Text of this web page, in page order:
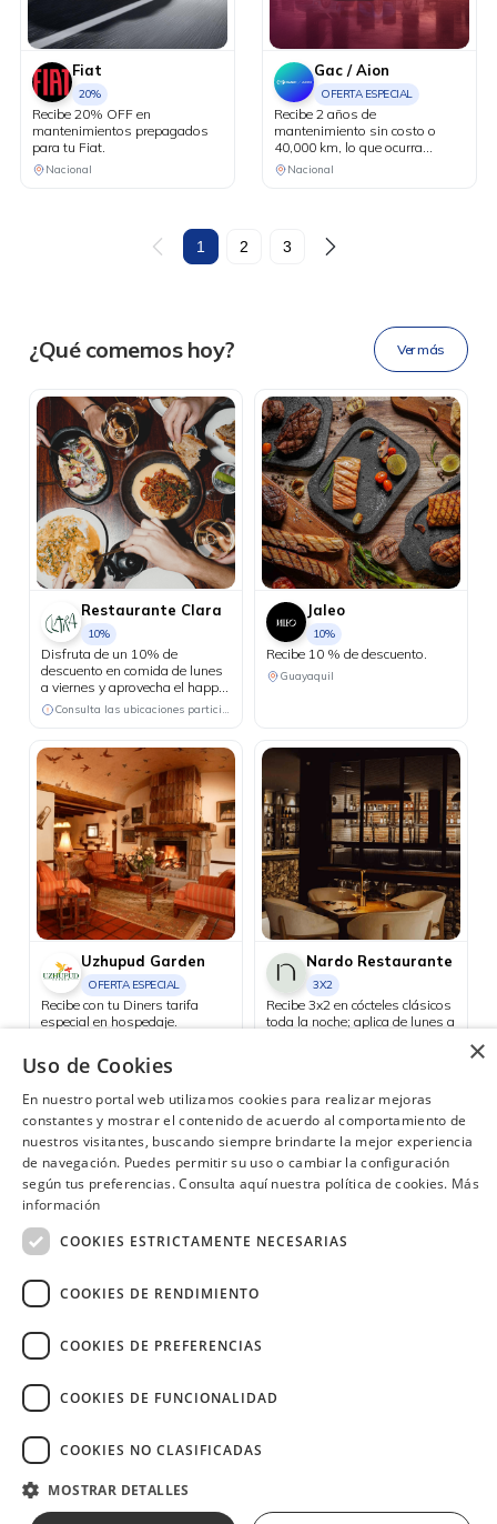
Fiat
20%
Recibe 20% OFF en
mantenimientos prepagados
para tu Fiat.
Nacional
Gac / Aion
OFERTA ESPECIAL
Recibe 2 años de
mantenimiento sin costo o
40,000 km, lo que ocurra
primero. Aplica en la compra de
vehículos eléctricos.
Nacional
1 2 3
Ahora tus blu benefits
en una
sola app.
DESCÁRGALA
¿Qué comemos hoy? Ver más
Restaurante Clara
10%
Disfruta de un 10% de
descuento en comida de lunes
a viernes y aprovecha el happy
hour 3x2 en cócteles del día, de
lunes a jueves.
Consulta las ubicaciones participantes
Jaleo
10%
Recibe 10 % de descuento.
Guayaquil
Uzhupud Garden
OFERTA ESPECIAL
Recibe con tu Diners tarifa
especial en hospedaje.
doble, más 2 niños de hasta 4
años por $85 incluye desayuno
años valor adicional de $15 y
de 12 años en adelante valor
adicional de $25.
Cuenca
Nardo Restaurante
3X2
Recibe 3x2 en cócteles clásicos
toda la noche; aplica de lunes a
¿Necesitas ayuda? (02) 298 1300
Derechos reservados.
×
Uso de Cookies
En nuestro portal web utilizamos cookies para realizar mejoras
constantes y mostrar el contenido de acuerdo al comportamiento de
nuestros visitantes, buscando siempre brindarte la mejor experiencia
de navegación. Puedes permitir su uso o cambiar la configuración
según tus preferencias. Consulta aquí nuestra política de cookies. Más
información
COOKIES ESTRICTAMENTE NECESARIAS
COOKIES DE RENDIMIENTO
COOKIES DE PREFERENCIAS
COOKIES DE FUNCIONALIDAD
COOKIES NO CLASIFICADAS
MOSTRAR DETALLES